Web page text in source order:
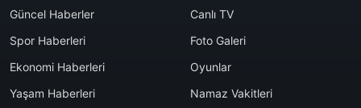
Güncel Haberler
Spor Haberleri
Ekonomi Haberleri
Yaşam Haberleri
Canlı TV
Foto Galeri
Oyunlar
Namaz Vakitleri